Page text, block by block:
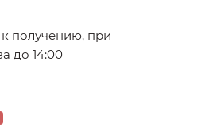
получению, при
до 14:00